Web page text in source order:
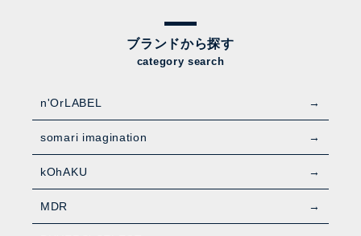
ブランドから探す
category search
n'OrLABEL
somari imagination
kOhAKU
MDR